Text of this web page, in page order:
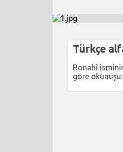
Türkçe
Ronahî
göre